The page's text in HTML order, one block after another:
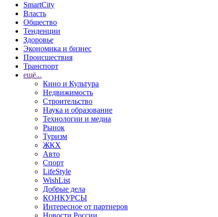
SmartCity
Власть
Общество
Тенденции
Здоровье
Экономика и бизнес
Происшествия
Транспорт
ещё...
Кино и Культура
Недвижимость
Строительство
Наука и образование
Технологии и медиа
Рынок
Туризм
ЖКХ
Авто
Спорт
LifeStyle
WishList
Добрые дела
КОНКУРСЫ
Интересное от партнеров
Новости России